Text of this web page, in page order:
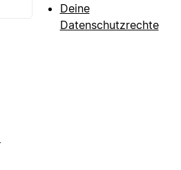
Deine
Datenschutzrechte